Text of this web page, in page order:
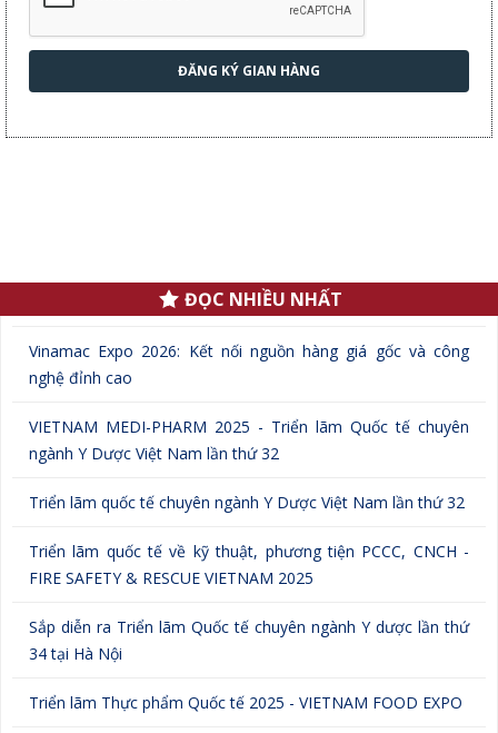
ĐĂNG KÝ GIAN HÀNG
. ĐỌC NHIỀU NHẤT
Vinamac Expo 2026: Kết nối nguồn hàng giá gốc và công
nghệ đỉnh cao
VIETNAM MEDI-PHARM 2025 - Triển lãm Quốc tế chuyên
ngành Y Dược Việt Nam lần thứ 32
Triển lãm quốc tế chuyên ngành Y Dược Việt Nam lần thứ 32
Triển lãm quốc tế về kỹ thuật, phương tiện PCCC, CNCH -
FIRE SAFETY & RESCUE VIETNAM 2025
Sắp diễn ra Triển lãm Quốc tế chuyên ngành Y dược lần thứ
34 tại Hà Nội
Triển lãm Thực phẩm Quốc tế 2025 - VIETNAM FOOD EXPO